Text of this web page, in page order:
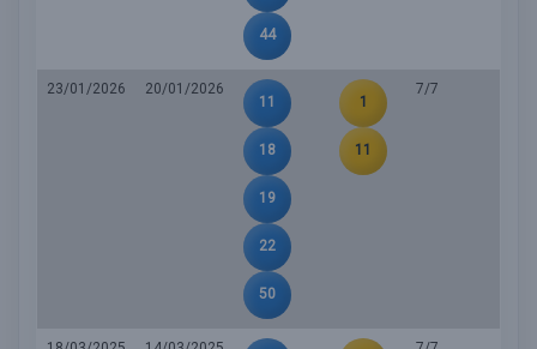
44
23/01/2026
20/01/2026
11
18
19
22
50
1
11
7/7